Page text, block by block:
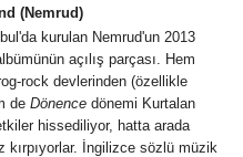
(Nemrud)
kurulan Nemrud'un 2013
açılış parçası. Hem
rock devlerinden (özellikle
de Dönence dönemi Kurtalan
hissediliyor, hatta arada
kırpıyorlar. İngilizce sözlü müzik